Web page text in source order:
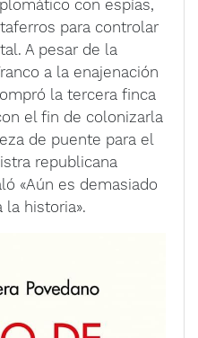
con espías,
para controlar
A pesar de la
a la enajenación
la tercera finca
el fin de colonizarla
de puente para el
republicana
«Aún es demasiado
historia».